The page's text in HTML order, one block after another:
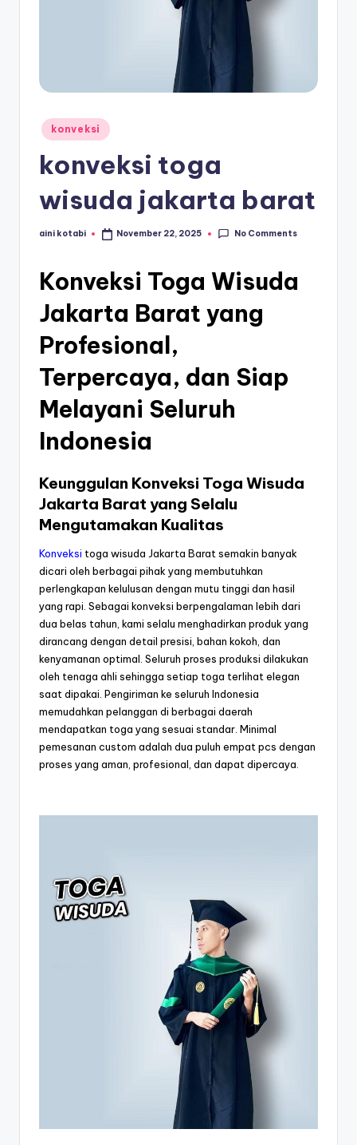
Posted
in
konveksi
konveksi toga
wisuda jakarta barat
Posted
aini kotabi November 22, 2025 No Comments
Konveksi Toga Wisuda
Jakarta Barat yang
Profesional,
Terpercaya, dan Siap
Melayani Seluruh
Indonesia
Keunggulan Konveksi Toga Wisuda
Jakarta Barat yang Selalu
Mengutamakan Kualitas
Konveksi toga wisuda Jakarta Barat semakin banyak
dicari oleh berbagai pihak yang membutuhkan
perlengkapan kelulusan dengan mutu tinggi dan hasil
yang rapi. Sebagai konveksi berpengalaman lebih dari
dua belas tahun, kami selalu menghadirkan produk yang
dirancang dengan detail presisi, bahan kokoh, dan
kenyamanan optimal. Seluruh proses produksi dilakukan
oleh tenaga ahli sehingga setiap toga terlihat elegan
saat dipakai. Pengiriman ke seluruh Indonesia
memudahkan pelanggan di berbagai daerah
mendapatkan toga yang sesuai standar. Minimal
pemesanan custom adalah dua puluh empat pcs dengan
proses yang aman, profesional, dan dapat dipercaya.